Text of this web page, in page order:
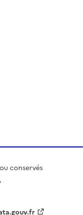
conservés